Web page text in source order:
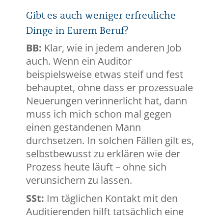
Gibt es auch weniger erfreuliche
Dinge in Eurem Beruf?
BB: Klar, wie in jedem anderen Job
auch. Wenn ein Auditor
beispielsweise etwas steif und fest
behauptet, ohne dass er prozessuale
Neuerungen verinnerlicht hat, dann
muss ich mich schon mal gegen
einen gestandenen Mann
durchsetzen. In solchen Fällen gilt es,
selbstbewusst zu erklären wie der
Prozess heute läuft – ohne sich
verunsichern zu lassen.
SSt: Im täglichen Kontakt mit den
Auditierenden hilft tatsächlich eine